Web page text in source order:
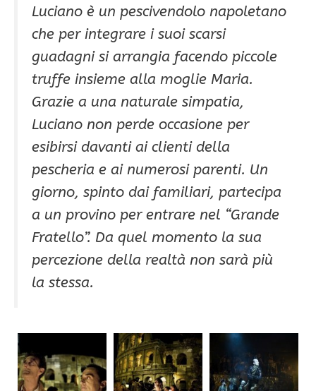
Luciano è un pescivendolo napoletano
che per integrare i suoi scarsi
guadagni si arrangia facendo piccole
truffe insieme alla moglie Maria.
Grazie a una naturale simpatia,
Luciano non perde occasione per
esibirsi davanti ai clienti della
pescheria e ai numerosi parenti. Un
giorno, spinto dai familiari, partecipa
a un provino per entrare nel “Grande
Fratello”. Da quel momento la sua
percezione della realtà non sarà più
la stessa.